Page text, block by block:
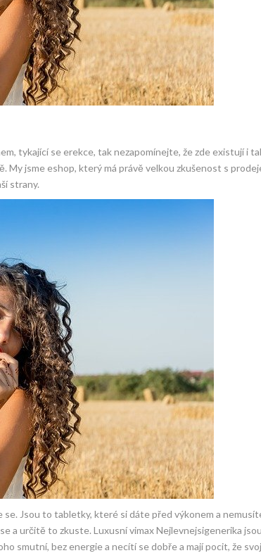
tykající se erekce, tak nezapomínejte, že zde existují i
My jsme eshop, který má právě velkou zkušenost s
strany.
Jsou to tabletky, které si dáte před výkonem a
a určitě to zkuste. Luxusní vimax Nejlevnejsigenerika
smutní, bez energie a necítí se dobře a mají pocit, že